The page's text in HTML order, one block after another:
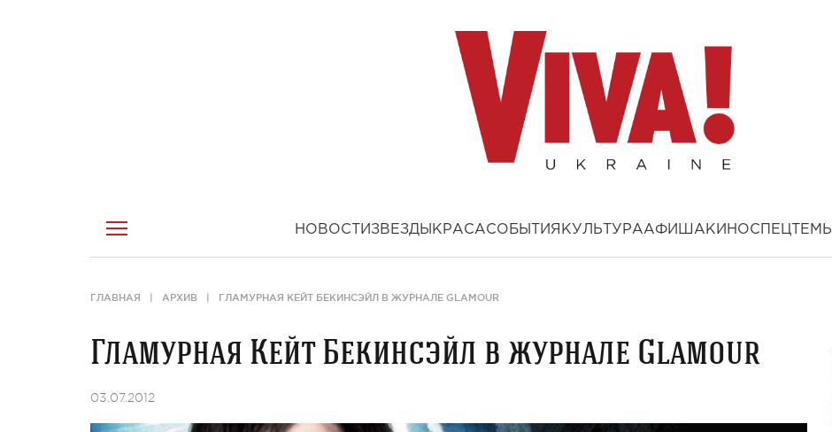
НОВОСТИ ЗВЕЗДЫ КРАСАСОБЫТИЯ КУЛЬТУРААФИША КИНОСПЕЦТЕМЫ
ГЛАВНАЯ АРХИВ ГЛАМУРНАЯ КЕЙТ БЕКИНСЭЙЛ В ЖУРНАЛЕ GLAMOUR
Гламурная Кейт Бекинсэйл в журнале Glamour
03.07.2012